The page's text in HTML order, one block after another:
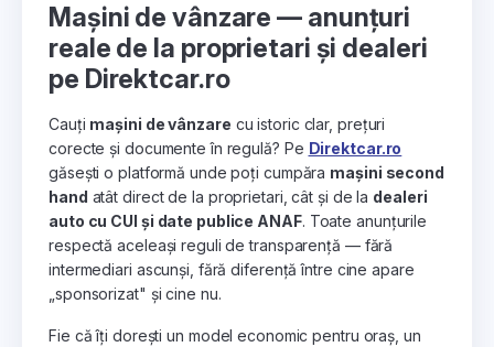
Mașini de vânzare — anunțuri
reale de la proprietari și dealeri
pe Direktcar.ro
Cauți mașini de vânzare cu istoric clar, prețuri
corecte și documente în regulă? Pe Direktcar.ro
găsești o platformă unde poți cumpăra mașini second
hand atât direct de la proprietari, cât și de la dealeri
auto cu CUI și date publice ANAF. Toate anunțurile
respectă aceleași reguli de transparență — fără
intermediari ascunși, fără diferență între cine apare
„sponsorizat" și cine nu.
Fie că îți dorești un model economic pentru oraș, un